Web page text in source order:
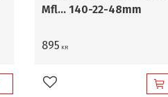
Mfl... 140-22-48mm
895 KR
Lägg till i favoriter